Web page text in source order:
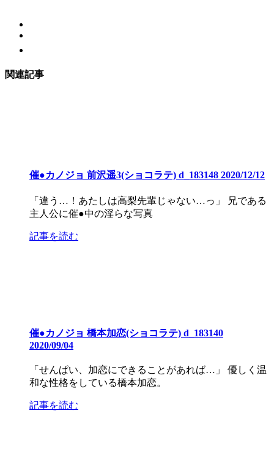
関連記事
催●カノジョ 前沢遥3(ショコラテ) d_183148 2020/12/12
「違う…！あたしは高梨先輩じゃない…っ」 兄である
主人公に催●中の淫らな写真
記事を読む
催●カノジョ 橋本加恋(ショコラテ) d_183140
2020/09/04
「せんぱい、加恋にできることがあれば…」 優しく温
和な性格をしている橋本加恋。
記事を読む